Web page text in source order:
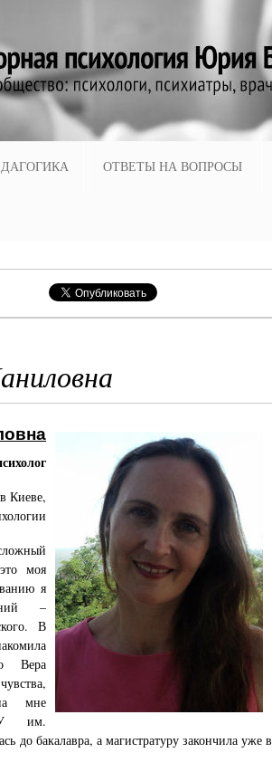
ОТВЕТЫ НА ВОПРОСЫ
Киеве,
моя
я
–
В
Вера
мне
им.
до бакалавра, а магистратуру закончила уже в